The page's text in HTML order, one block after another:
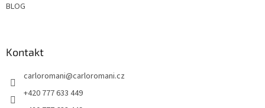
BLOG
Kontakt
carloromani@carloromani.cz
+420 777 633 449